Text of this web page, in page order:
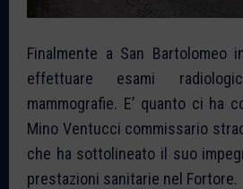
Finalmente a San Bartolomeo
effettuare esami
mammografie. E’ quanto ci ha
Mino Ventucci commissario
che ha sottolineato il suo
prestazioni sanitarie nel Fortore.